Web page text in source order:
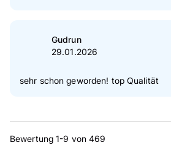
Gudrun
29.01.2026
sehr schon geworden! top Qualität
Bewertung 1-9 von 469